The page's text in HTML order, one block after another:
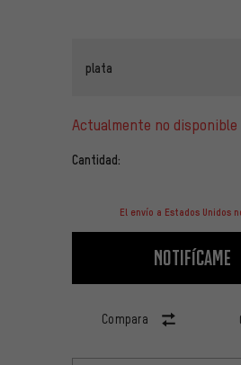
plata
actualmente no disponible
Cantidad:
El envío a Estados Unidos
Notifícame
Compara